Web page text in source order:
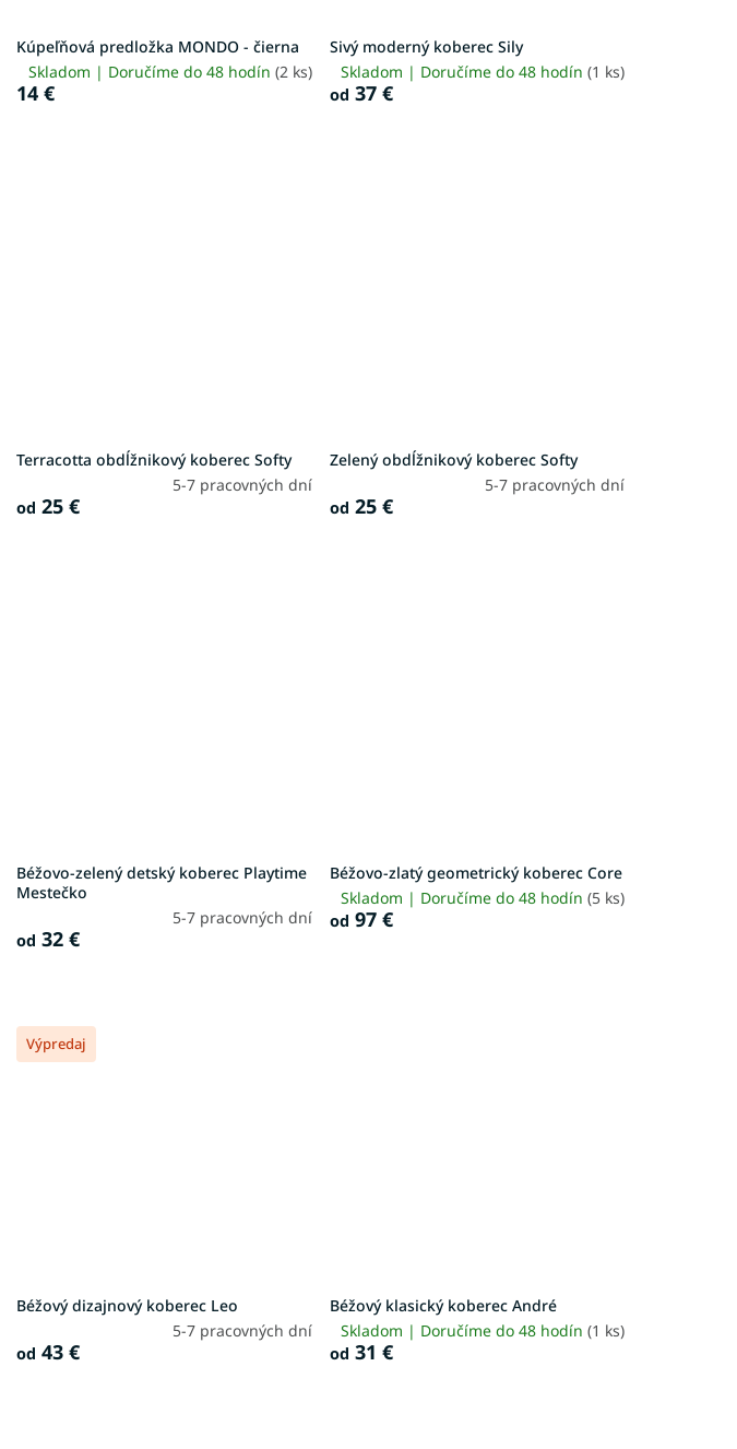
Kúpeľňová predložka MONDO - čierna
Skladom | Doručíme do 48 hodín (2 ks)
14 €
Sivý moderný koberec Sily
Skladom | Doručíme do 48 hodín (1 ks)
od 37 €
Terracotta obdĺžnikový koberec Softy
5-7 pracovných dní
od 25 €
Zelený obdĺžnikový koberec Softy
5-7 pracovných dní
od 25 €
Béžovo-zelený detský koberec Playtime
Mestečko
5-7 pracovných dní
od 32 €
Béžovo-zlatý geometrický koberec Core
Skladom | Doručíme do 48 hodín (5 ks)
od 97 €
Výpredaj
Béžový dizajnový koberec Leo
5-7 pracovných dní
od 43 €
Béžový klasický koberec André
Skladom | Doručíme do 48 hodín (1 ks)
od 31 €